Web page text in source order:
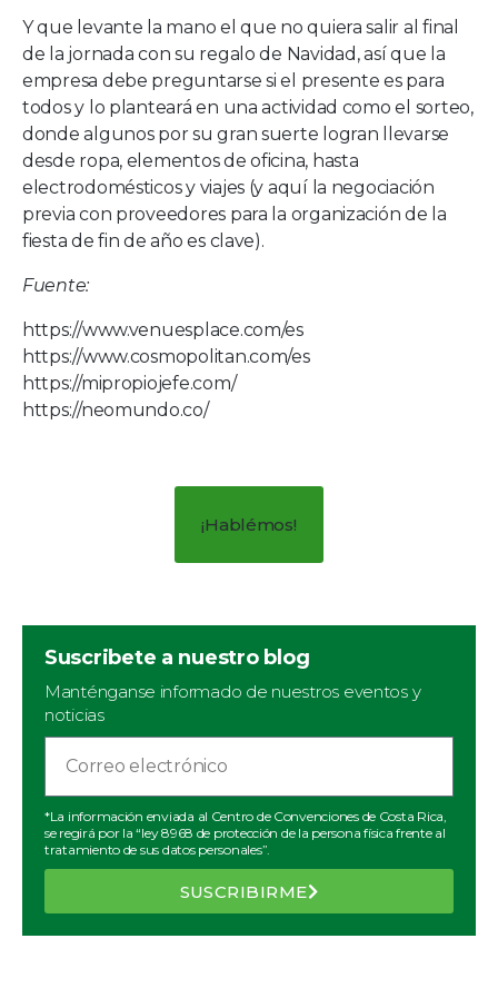
Y que levante la mano el que no quiera salir al final
de la jornada con su regalo de Navidad, así que la
empresa debe preguntarse si el presente es para
todos y lo planteará en una actividad como el sorteo,
donde algunos por su gran suerte logran llevarse
desde ropa, elementos de oficina, hasta
electrodomésticos y viajes (y aquí la negociación
previa con proveedores para la organización de la
fiesta de fin de año es clave).
Fuente:
https://www.venuesplace.com/es
https://www.cosmopolitan.com/es
https://mipropiojefe.com/
https://neomundo.co/
¡Hablémos!
Suscribete a nuestro blog
Manténganse informado de nuestros eventos y
noticias
*La información enviada al Centro de Convenciones de Costa Rica,
se regirá por la “ley 8968 de protección de la persona física frente al
tratamiento de sus datos personales”.
SUSCRIBIRME